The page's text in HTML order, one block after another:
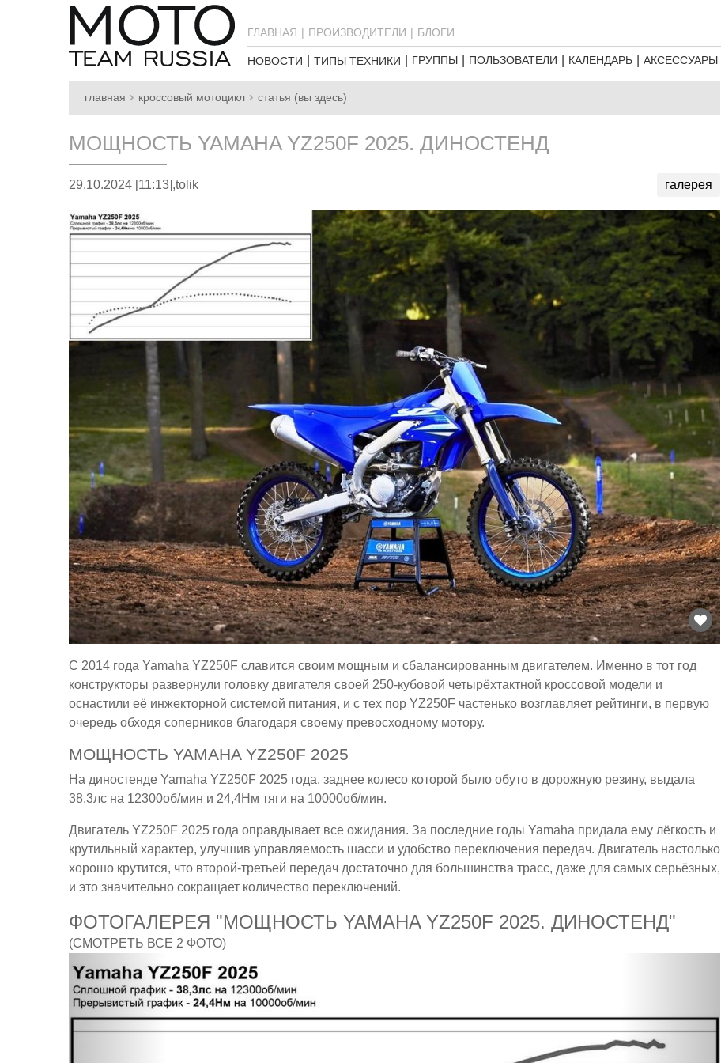
ГЛАВНАЯ ПРОИЗВОДИТЕЛИ БЛОГИ
НОВОСТИ ТИПЫ ТЕХНИКИ ГРУППЫ ПОЛЬЗОВАТЕЛИ КАЛЕНДАРЬ АКСЕССУАРЫ
главная кроссовый мотоцикл статья (вы здесь)
МОЩНОСТЬ YAMAHA YZ250F 2025. ДИНОСТЕНД
29.10.2024 [11:13],tolik галерея
С 2014 года Yamaha YZ250F славится своим мощным и сбалансированным двигателем. Именно в тот год
конструкторы развернули головку двигателя своей 250-кубовой четырёхтактной кроссовой модели и
оснастили её инжекторной системой питания, и с тех пор YZ250F частенько возглавляет рейтинги, в первую
очередь обходя соперников благодаря своему превосходному мотору.
МОЩНОСТЬ YAMAHA YZ250F 2025
На диностенде Yamaha YZ250F 2025 года, заднее колесо которой было обуто в дорожную резину, выдала
38,3лс на 12300об/мин и 24,4Нм тяги на 10000об/мин.
Двигатель YZ250F 2025 года оправдывает все ожидания. За последние годы Yamaha придала ему лёгкость и
крутильный характер, улучшив управляемость шасси и удобство переключения передач. Двигатель настолько
хорошо крутится, что второй-третьей передач достаточно для большинства трасс, даже для самых серьёзных,
и это значительно сокращает количество переключений.
ФОТОГАЛЕРЕЯ "МОЩНОСТЬ YAMAHA YZ250F 2025. ДИНОСТЕНД"
(СМОТРЕТЬ ВСЕ 2 ФОТО)